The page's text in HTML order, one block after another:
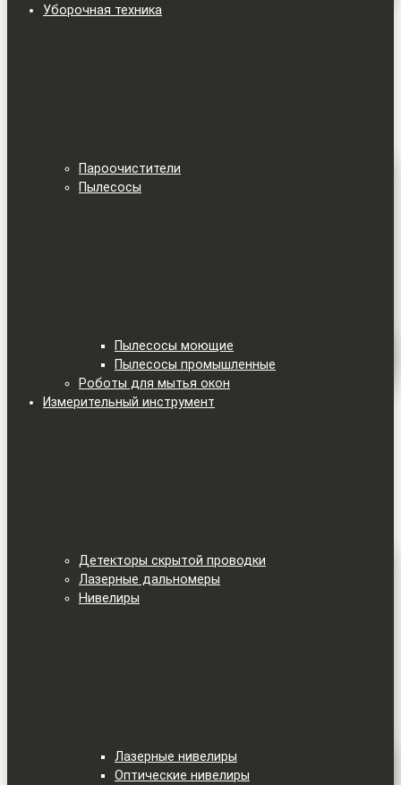
Уборочная техника
Пароочистители
Пылесосы
Пылесосы моющие
Пылесосы промышленные
Роботы для мытья окон
Измерительный инструмент
Детекторы скрытой проводки
Лазерные дальномеры
Нивелиры
Лазерные нивелиры
Оптические нивелиры